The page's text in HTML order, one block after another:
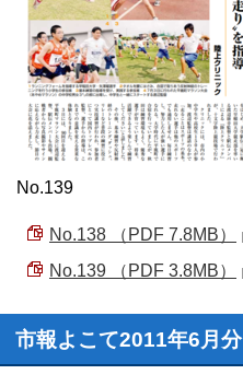
No.139
No.138 （PDF 7.8MB）
No.139 （PDF 3.8MB）
市報よこて2011年6月分